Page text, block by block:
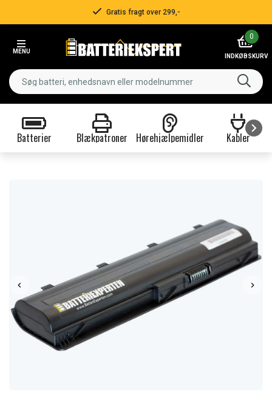
Gratis fragt over 299,-
MENU
0
INDKØBSKURV
Batterier Blækpatroner Hørehjælpemidler Kabler